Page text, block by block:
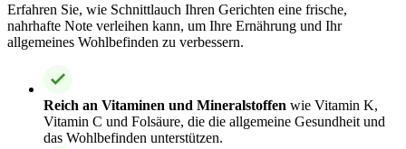
Erfahren Sie, wie Schnittlauch Ihren Gerichten eine frische,
nahrhafte Note verleihen kann, um Ihre Ernährung und Ihr
allgemeines Wohlbefinden zu verbessern.
Reich an Vitaminen und Mineralstoffen wie Vitamin K,
Vitamin C und Folsäure, die die allgemeine Gesundheit und
das Wohlbefinden unterstützen.